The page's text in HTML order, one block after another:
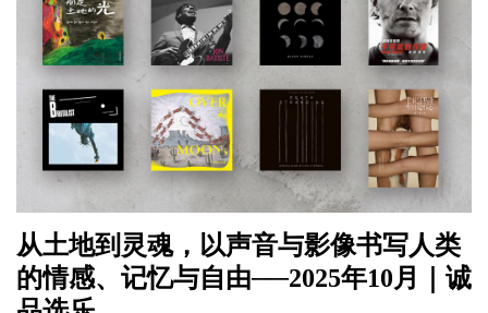
从土地到灵魂，以声音与影像书写人类
的情感、记忆与自由──2025年10月｜诚